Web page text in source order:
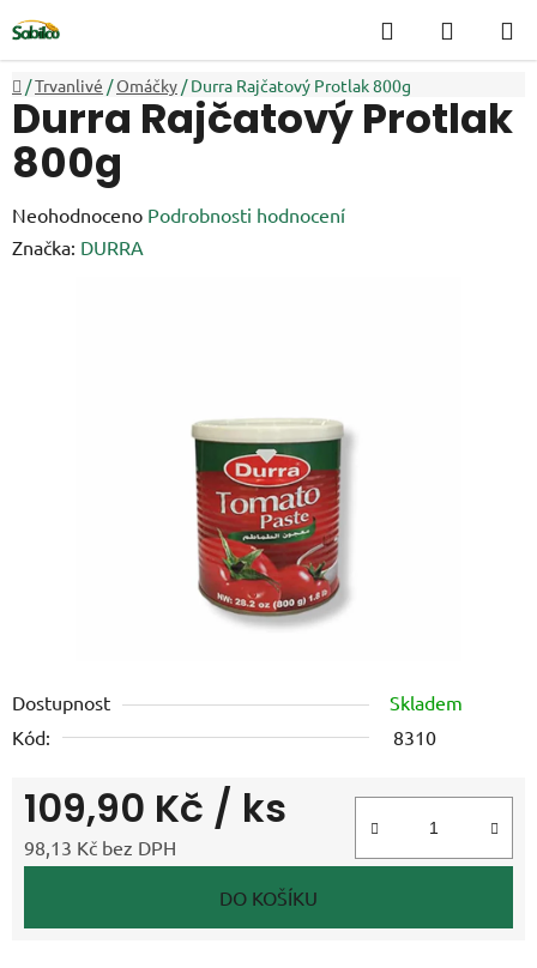
na
obsah
Hledat
KOŠÍK
Domů
/Trvanlivé /Omáčky / Durra Rajčatový Protlak 800g
Dostupnost
Skladem
Kód:
8310
109,90 Kč / ks
98,13 Kč bez DPH
DO KOŠÍKU
Durra Rajčatový Protlak
800g
Průměrné
hodnocení
Neohodnoceno Podrobnosti hodnocení
Značka: DURRA